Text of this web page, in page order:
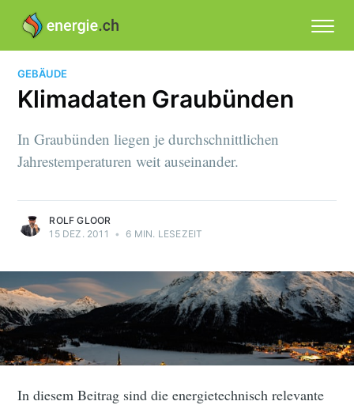
GEBÄUDE
Klimadaten Graubünden
In Graubünden liegen je durchschnittlichen
Jahrestemperaturen weit auseinander.
ROLF GLOOR
15 DEZ. 2011
• 6 MIN. LESEZEIT
In diesem Beitrag sind die energietechnisch relevante